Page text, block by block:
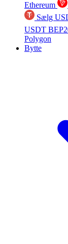
Ethereum
Sælg
USDT
Polygon
Bytte